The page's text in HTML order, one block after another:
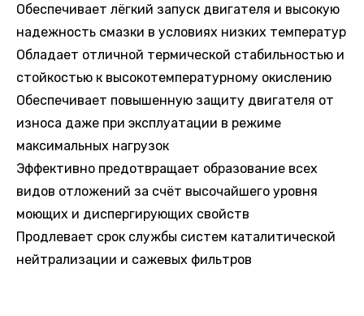
Обеспечивает лёгкий запуск двигателя и высокую
надежность смазки в условиях низких температур
Обладает отличной термической стабильностью и
стойкостью к высокотемпературному окислению
Обеспечивает повышенную защиту двигателя от
износа даже при эксплуатации в режиме
максимальных нагрузок
Эффективно предотвращает образование всех
видов отложений за счёт высочайшего уровня
моющих и диспергирующих свойств
Продлевает срок службы систем каталитической
нейтрализации и сажевых фильтров